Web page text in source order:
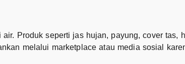
Produk seperti jas hujan, payung, cover tas,
melalui marketplace atau media sosial